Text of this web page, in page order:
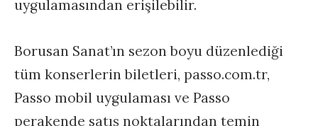
uygulamasından erişilebilir.
Borusan Sanat’ın sezon boyu düzenlediği
tüm konserlerin biletleri, passo.com.tr,
Passo mobil uygulaması ve Passo
perakende satış noktalarından temin